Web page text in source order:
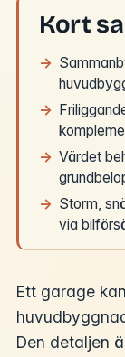
Kort
Värdet
Storm,
via
Ett garage
Den detaljen